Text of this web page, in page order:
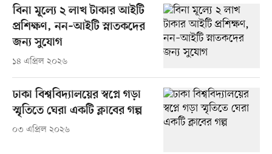
বিনা মূল্যে ২ লাখ টাকার আইটি
প্রশিক্ষণ, নন–আইটি স্নাতকদের
জন্য সুযোগ
১৪ এপ্রিল ২০২৬
ঢাকা বিশ্ববিদ্যালয়ের স্বপ্নে গড়া
স্মৃতিতে ঘেরা একটি ক্লাবের গল্প
০৩ এপ্রিল ২০২৬